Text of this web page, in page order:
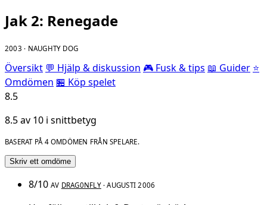
Jak 2: Renegade
2003 · NAUGHTY DOG
Översikt 💬 Hjälp & diskussion 🎮 Fusk & tips 📖 Guider ⭐
Omdömen 🏪 Köp spelet
8.5
8.5 av 10 i snittbetyg
BASERAT PÅ 4 OMDÖMEN FRÅN SPELARE.
Skriv ett omdöme
8/10 AV DRAG0NFLY· AUGUSTI 2006